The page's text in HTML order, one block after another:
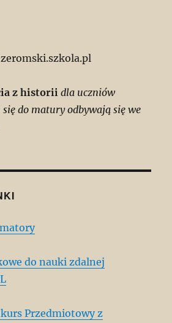
z historii dla uczniów
do matury odbywają się we
do nauki zdalnej
Przedmiotowy z